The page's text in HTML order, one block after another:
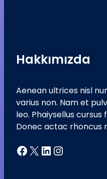
Hakkımızda
Aenean ultrices nisl
varius non. Nam et
leo. Phaiysellus
Donec actac rhoncus
Facebook X LinkedIn Instagram